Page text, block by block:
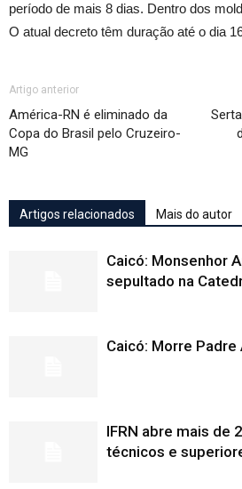
período de mais 8 dias. Dentro dos
O atual decreto têm duração até o dia
Artigo anterior
América-RN é eliminado da
Copa do Brasil pelo Cruzeiro-
MG
Artigos relacionados Mais do autor
Caicó: Monsenhor
sepultado na
Caicó: Morre Padre
IFRN abre mais de
técnicos e